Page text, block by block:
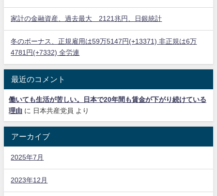
家計の金融資産、過去最大 2121兆円、日銀統計
冬のボーナス、正規雇用は59万5147円(+13371) 非正規は6万
4781円(+7332) 全労連
最近のコメント
働いても生活が苦しい。日本で20年間も賃金が下がり続けている
理由 に 日本共産党員 より
アーカイブ
2025年7月
2023年12月